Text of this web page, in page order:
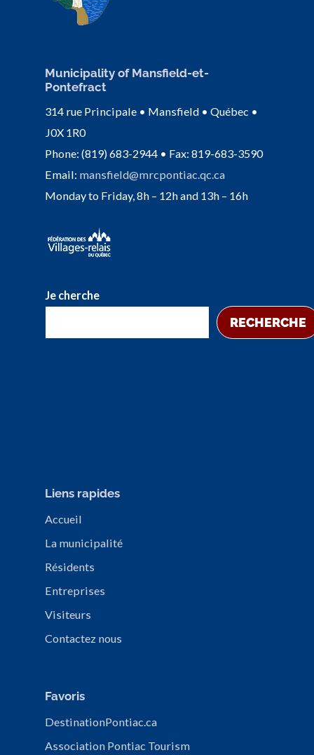
Municipality of Mansfield-et-
Pontefract
314 rue Principale • Mansfield • Québec •
J0X 1R0
Phone: (819) 683-2944 • Fax: 819-683-3590
Email: mansfield@mrcpontiac.qc.ca
Monday to Friday, 8h – 12h and 13h – 16h
Je cherche
RECHERCHE
Liens rapides
Accueil
La municipalité
Résidents
Entreprises
Visiteurs
Contactez nous
Favoris
DestinationPontiac.ca
Association Pontiac Tourism